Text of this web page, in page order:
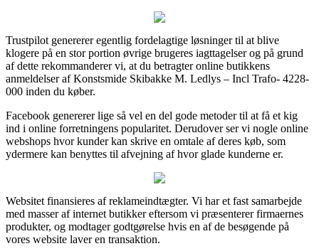
Trustpilot genererer egentlig fordelagtige løsninger til at blive
klogere på en stor portion øvrige brugeres iagttagelser og på grund
af dette rekommanderer vi, at du betragter online butikkens
anmeldelser af Konstsmide Skibakke M. Ledlys – Incl Trafo- 4228-
000 inden du køber.
Facebook genererer lige så vel en del gode metoder til at få et kig
ind i online forretningens popularitet. Derudover ser vi nogle online
webshops hvor kunder kan skrive en omtale af deres køb, som
ydermere kan benyttes til afvejning af hvor glade kunderne er.
Websitet finansieres af reklameindtægter. Vi har et fast samarbejde
med masser af internet butikker eftersom vi præsenterer firmaernes
produkter, og modtager godtgørelse hvis en af de besøgende på
vores website laver en transaktion.